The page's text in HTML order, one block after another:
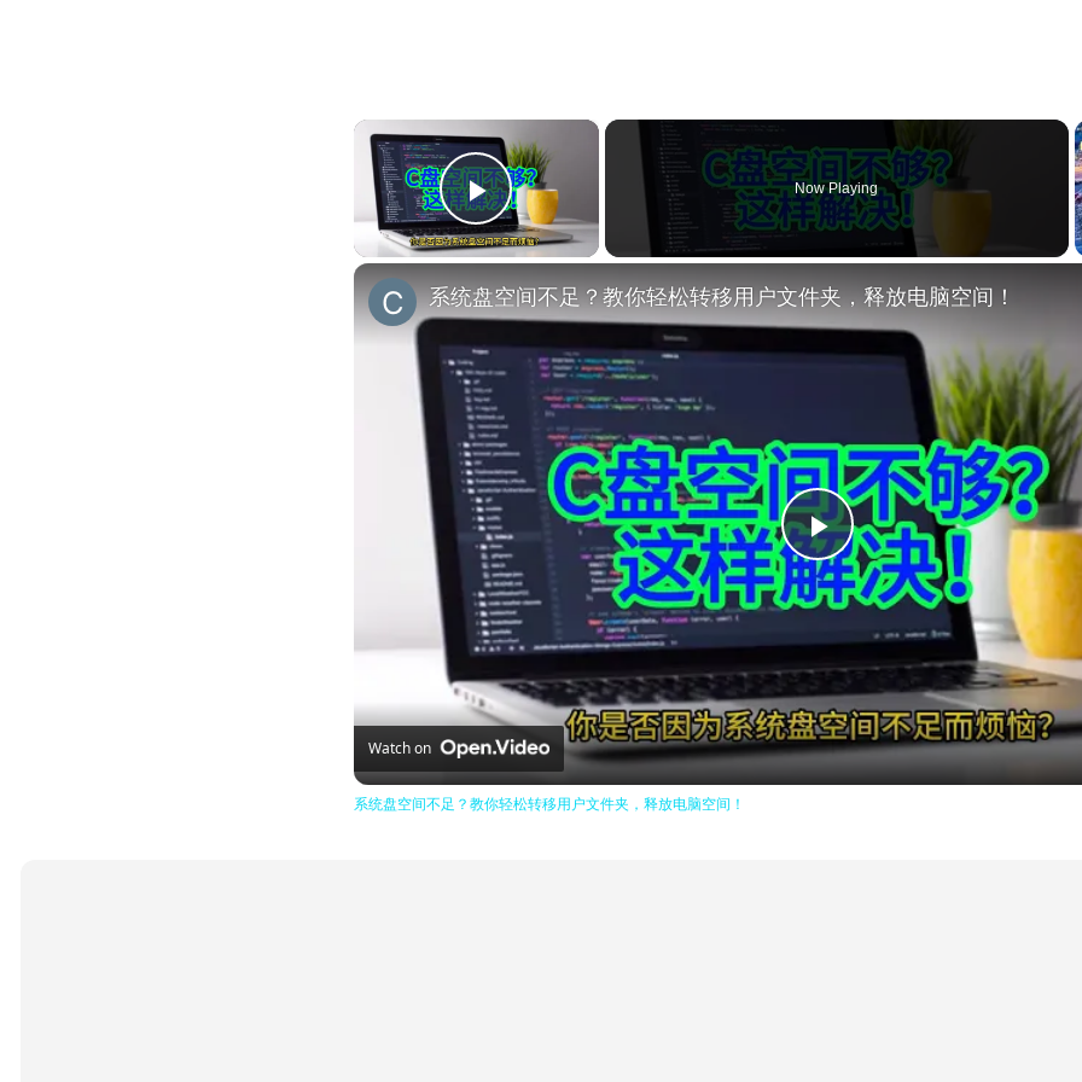
×
Play Video
Now Playing
Play
Video
系统盘空间不足？教你轻松转移用户文件夹，释放电脑空间！
Watch on
系统盘空间不足？教你轻松转移用户文件夹，释放电脑空间！